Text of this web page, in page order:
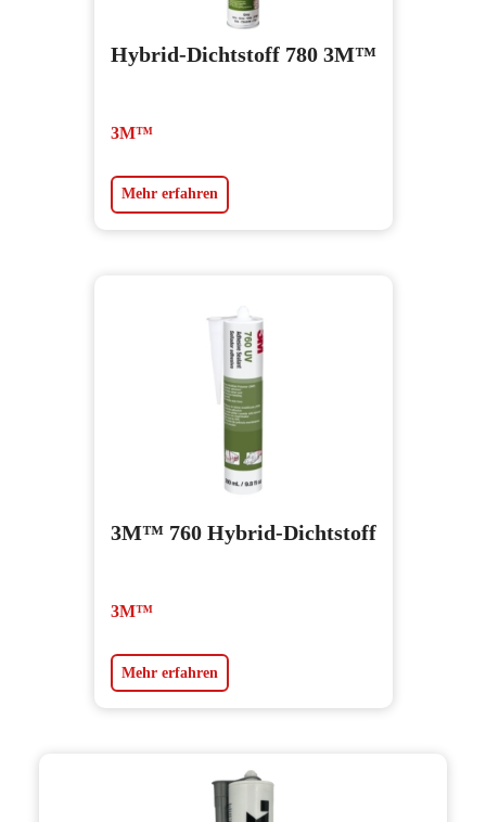
Hybrid-Dichtstoff 780 3M™
3M™
Mehr erfahren
3M™ 760 Hybrid-Dichtstoff
3M™
Mehr erfahren